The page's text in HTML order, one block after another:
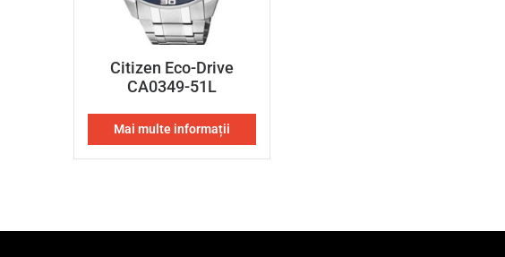
Citizen Eco-Drive
CA0349-51L
Mai multe informații